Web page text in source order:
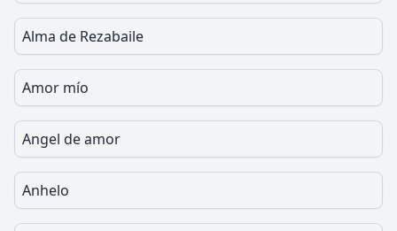
Alma de Rezabaile
Amor mío
Angel de amor
Anhelo